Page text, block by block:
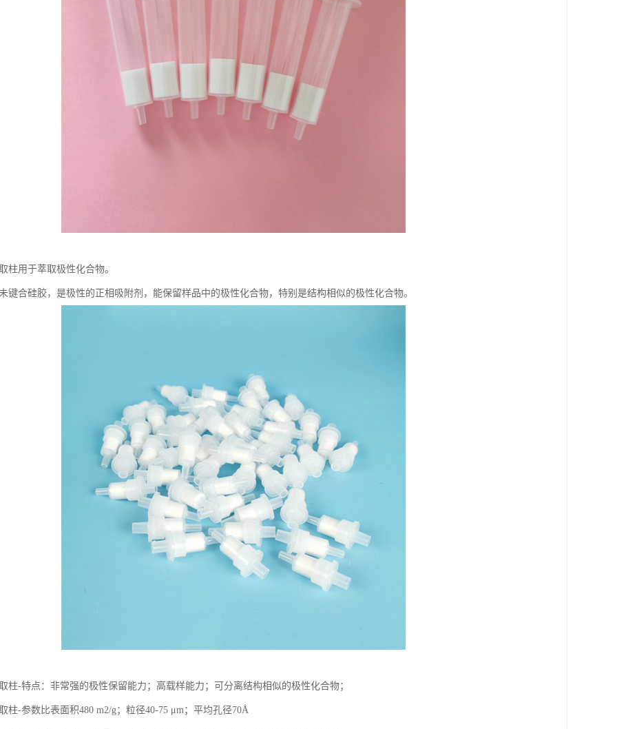
柱用于萃取极性化合物。
键合硅胶，是极性的正相吸附剂，能保留样品中的极性化合物，特别是结构相似的极性化合物。
柱-特点：非常强的极性保留能力；高载样能力；可分离结构相似的极性化合物；
柱-参数比表面积480 m2/g；粒径40-75 μm；平均孔径70Å